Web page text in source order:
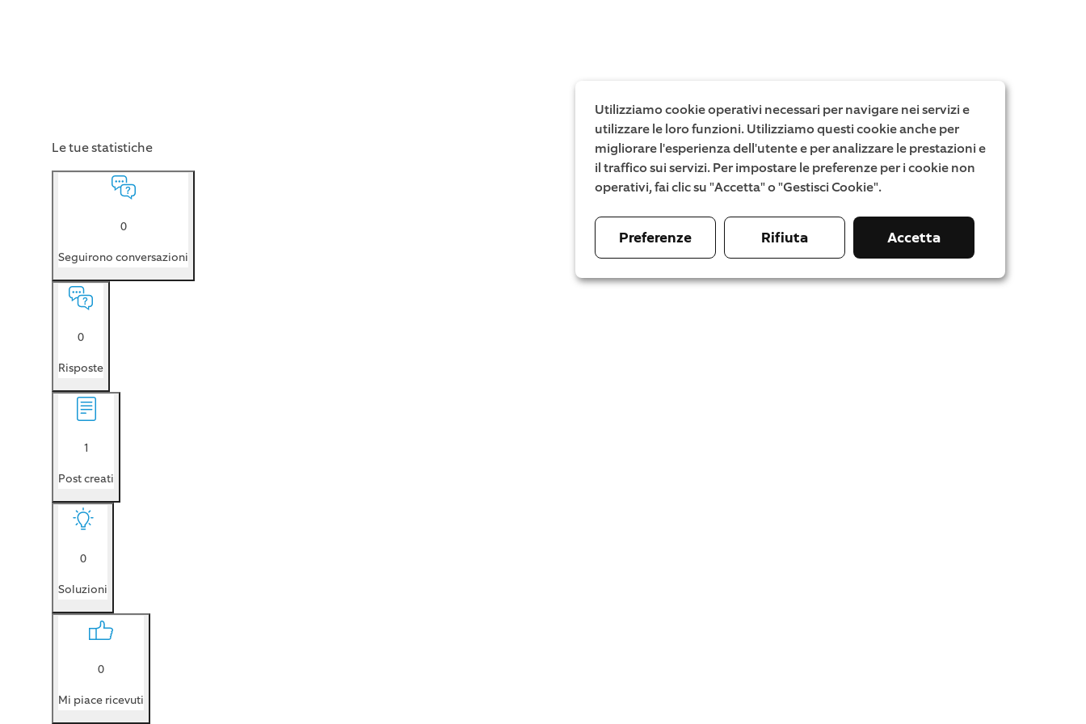
Le tue statistiche
0
Seguirono conversazioni
0
Risposte
1
Post creati
0
Soluzioni
0
Mi piace ricevuti
Utilizziamo cookie operativi necessari per navigare nei servizi e
utilizzare le loro funzioni. Utilizziamo questi cookie anche per
migliorare l'esperienza dell'utente e per analizzare le prestazioni e
il traffico sui servizi. Per impostare le preferenze per i cookie non
operativi, fai clic su "Accetta" o "Gestisci Cookie".
Preferenze Rifiuta Accetta